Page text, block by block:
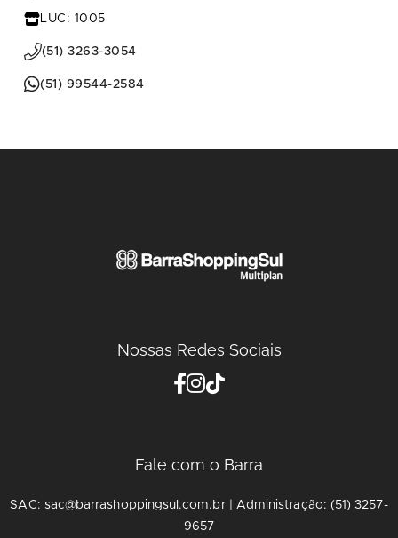
LUC: 1005
(51) 3263-3054
(51) 99544-2584
Nossas Redes Sociais
Fale com o Barra
SAC: sac@barrashoppingsul.com.br | Administração: (51) 3257-
9657